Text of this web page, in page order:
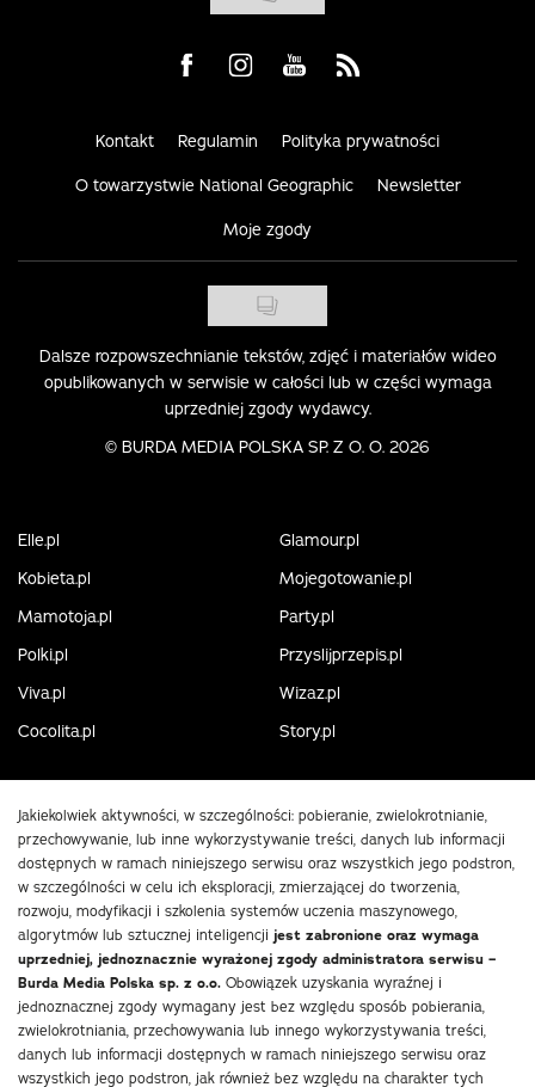
Visit us on Facebook
Visit us on Instagram
Visit us on Youtube
Visit us on Rss
Kontakt Regulamin Polityka prywatności
O towarzystwie National Geographic Newsletter
Moje zgody
Dalsze rozpowszechnianie tekstów, zdjęć i materiałów wideo
opublikowanych w serwisie w całości lub w części wymaga
uprzedniej zgody wydawcy.
© BURDA MEDIA POLSKA SP. Z O. O. 2026
Elle.pl
Glamour.pl
Kobieta.pl
Mojegotowanie.pl
Mamotoja.pl
Party.pl
Polki.pl
Przyslijprzepis.pl
Viva.pl
Wizaz.pl
Cocolita.pl
Story.pl
Jakiekolwiek aktywności, w szczególności: pobieranie, zwielokrotnianie,
przechowywanie, lub inne wykorzystywanie treści, danych lub informacji
dostępnych w ramach niniejszego serwisu oraz wszystkich jego podstron,
w szczególności w celu ich eksploracji, zmierzającej do tworzenia,
rozwoju, modyfikacji i szkolenia systemów uczenia maszynowego,
algorytmów lub sztucznej inteligencji jest zabronione oraz wymaga
uprzedniej, jednoznacznie wyrażonej zgody administratora serwisu –
Burda Media Polska sp. z o.o. Obowiązek uzyskania wyraźnej i
jednoznacznej zgody wymagany jest bez względu sposób pobierania,
zwielokrotniania, przechowywania lub innego wykorzystywania treści,
danych lub informacji dostępnych w ramach niniejszego serwisu oraz
wszystkich jego podstron, jak również bez względu na charakter tych